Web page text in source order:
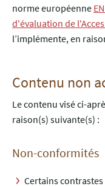
norme européenne
d'évaluation de
l’implémente, en
Contenu non
Le contenu visé ci-
raison(s) suivante(s) :
Non-conformités
Certains